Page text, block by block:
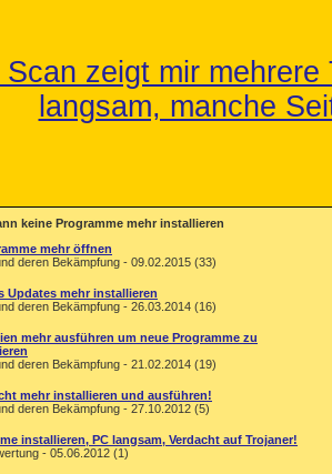
Scan zeigt mir
langsam, manche
keine Programme mehr installieren
mehr öffnen
deren Bekämpfung - 09.02.2015 (33)
Updates mehr installieren
deren Bekämpfung - 26.03.2014 (16)
mehr ausführen um neue Programme zu
deren Bekämpfung - 21.02.2014 (19)
mehr installieren und ausführen!
deren Bekämpfung - 27.10.2012 (5)
installieren, PC langsam, Verdacht auf Trojaner!
- 05.06.2012 (1)